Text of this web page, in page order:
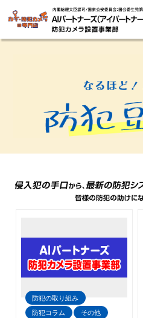
防犯の取り組み
防犯コラム
その他